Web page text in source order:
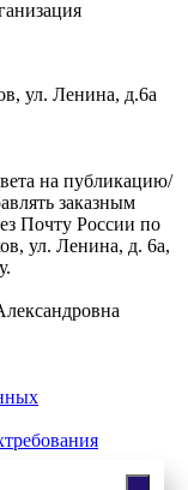
ул. Ленина, д.6а
на публикацию/
заказным
Почту России по
ул. Ленина, д. 6а,